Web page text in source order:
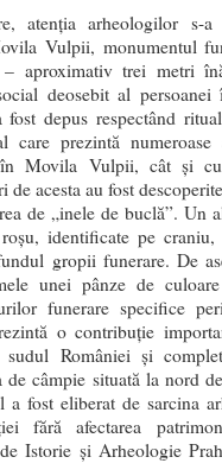
atenția arheologilor s-a
Vulpii, monumentul
– aproximativ trei metri
deosebit al persoanei
depus respectând
care prezintă numeroase
în Movila Vulpii, cât și
acesta au fost
de „inele de buclă”. Un
identificate pe
gropii funerare. De
unei pânze de
funerare specifice
o contribuție
României și
câmpie situată la nord
a fost eliberat de sarcina
fără afectarea
Istorie și Arheologie